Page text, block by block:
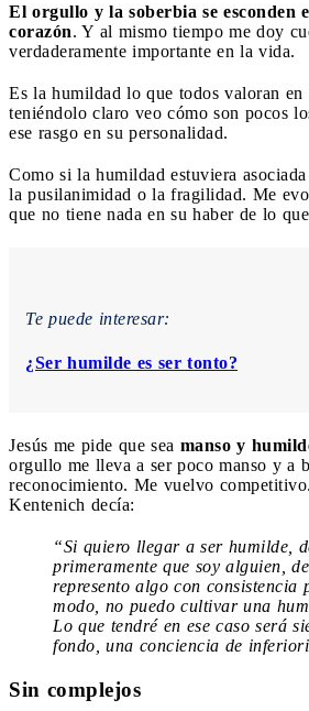
El orgullo y la soberbia se esconden
corazón. Y al mismo tiempo me doy
verdaderamente importante en la vida.
Es la humildad lo que todos valoran en
teniéndolo claro veo cómo son pocos
ese rasgo en su personalidad.
Como si la humildad estuviera
la pusilanimidad o la fragilidad. Me
que no tiene nada en su haber de lo
Te puede interesar:
¿Ser humilde es ser tonto?
Jesús me pide que sea manso y
orgullo me lleva a ser poco manso y a
reconocimiento. Me vuelvo
Kentenich decía:
“Si quiero llegar a ser humilde,
primeramente que soy alguien,
represento algo con consistencia
modo, no puedo cultivar una
Lo que tendré en ese caso será
fondo, una conciencia de
Sin complejos